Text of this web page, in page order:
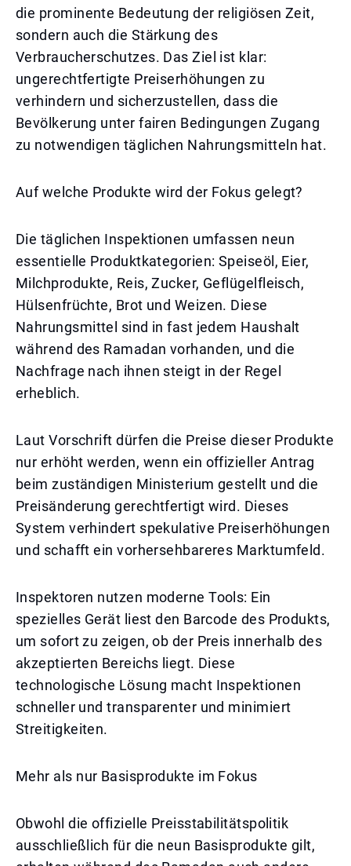
die prominente Bedeutung der religiösen Zeit,
sondern auch die Stärkung des
Verbraucherschutzes. Das Ziel ist klar:
ungerechtfertigte Preiserhöhungen zu
verhindern und sicherzustellen, dass die
Bevölkerung unter fairen Bedingungen Zugang
zu notwendigen täglichen Nahrungsmitteln hat.
Auf welche Produkte wird der Fokus gelegt?
Die täglichen Inspektionen umfassen neun
essentielle Produktkategorien: Speiseöl, Eier,
Milchprodukte, Reis, Zucker, Geflügelfleisch,
Hülsenfrüchte, Brot und Weizen. Diese
Nahrungsmittel sind in fast jedem Haushalt
während des Ramadan vorhanden, und die
Nachfrage nach ihnen steigt in der Regel
erheblich.
Laut Vorschrift dürfen die Preise dieser Produkte
nur erhöht werden, wenn ein offizieller Antrag
beim zuständigen Ministerium gestellt und die
Preisänderung gerechtfertigt wird. Dieses
System verhindert spekulative Preiserhöhungen
und schafft ein vorhersehbareres Marktumfeld.
Inspektoren nutzen moderne Tools: Ein
spezielles Gerät liest den Barcode des Produkts,
um sofort zu zeigen, ob der Preis innerhalb des
akzeptierten Bereichs liegt. Diese
technologische Lösung macht Inspektionen
schneller und transparenter und minimiert
Streitigkeiten.
Mehr als nur Basisprodukte im Fokus
Obwohl die offizielle Preisstabilitätspolitik
ausschließlich für die neun Basisprodukte gilt,